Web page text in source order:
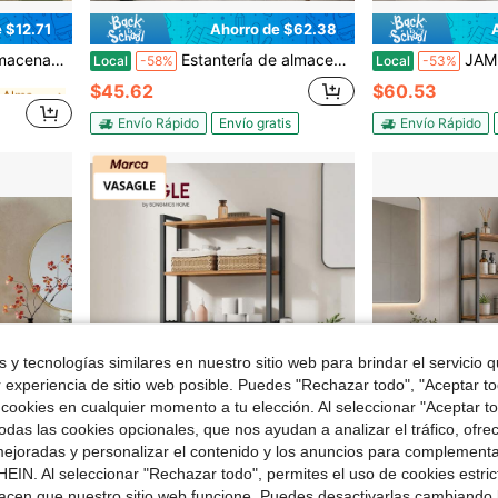
almacenamiento para baño que ahorra espacio
en Familiar Almacenamiento sobre el inodoro
en Familiar Almacenamiento sobre el inodoro
Ahorro de $62.38
Local -58% Estantería de almacenamiento de 4 niveles sobre el inodoro, de madera, independiente, que ahorra espacio, organizador de baño multifuncional, estante para baño, lavadero, hogar, ahorrador de espacio
$45.62
Envío Rápido Envío gratis
Local -53% JAMFLY Armario de almacenamiento sobre
$60.53
Envío Rápido
Ahorro de $40.81
y tecnologías similares en nuestro sitio web para brindar el servicio
de sitio web posible. Puedes "Rechazar todo", "Aceptar
en cualquier momento a tu elección. Al seleccionar "Aceptar
las cookies opcionales, que nos ayudan a analizar el tráfico,
y personalizar el contenido y los anuncios para
Al seleccionar "Rechazar todo", permites el uso de cookies